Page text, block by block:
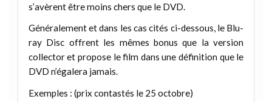
s’avèrent être moins chers que le DVD.
Généralement et dans les cas cités ci-dessous, le Blu-
ray Disc offrent les mêmes bonus que la version
collector et propose le film dans une définition que le
DVD n’égalera jamais.
Exemples : (prix contastés le 25 octobre)